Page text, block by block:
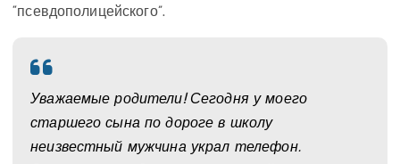
“псевдополицейского”.
Уважаемые родители! Сегодня у моего
старшего сына по дороге в школу
неизвестный мужчина украл телефон.